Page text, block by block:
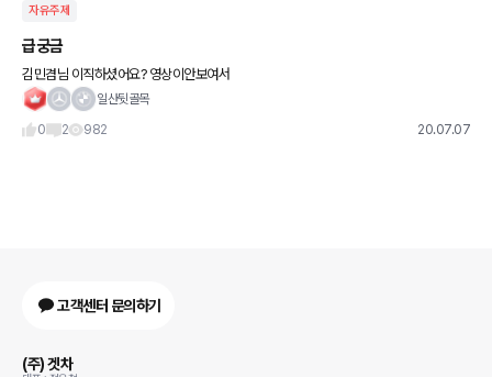
자유주제
급궁금
김민겸님 이직하셨어요? 영상이안보여서
일산뒷골목
0
2 982 20.07.07
고객센터 문의하기
(주) 겟차